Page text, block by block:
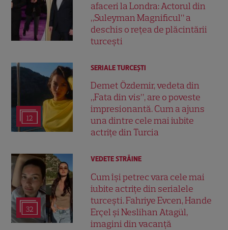
afaceri la Londra: Actorul din
„Suleyman Magnificul” a
deschis o rețea de plăcintării
turcești
12
SERIALE TURCEŞTI
Demet Özdemir, vedeta din
„Fata din vis”, are o poveste
impresionantă. Cum a ajuns
una dintre cele mai iubite
actrițe din Turcia
32
VEDETE STRĂINE
Cum își petrec vara cele mai
iubite actrițe din serialele
turcești. Fahriye Evcen, Hande
Erçel și Neslihan Atagül,
imagini din vacanță